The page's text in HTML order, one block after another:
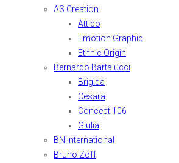
AS Creation
Attico
Emotion Graphic
Ethnic Origin
Bernardo Bartalucci
Brigida
Cesara
Concept 106
Giulia
BN International
Bruno Zoff